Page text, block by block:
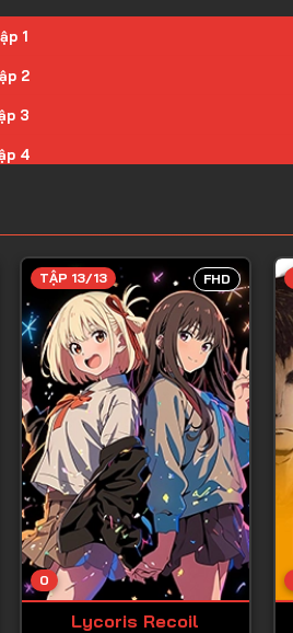
1
2
3
4
6
7
8
9
10
11
12
13
14
15
FHD
0
TẬP 13/13
Lycoris Recoil